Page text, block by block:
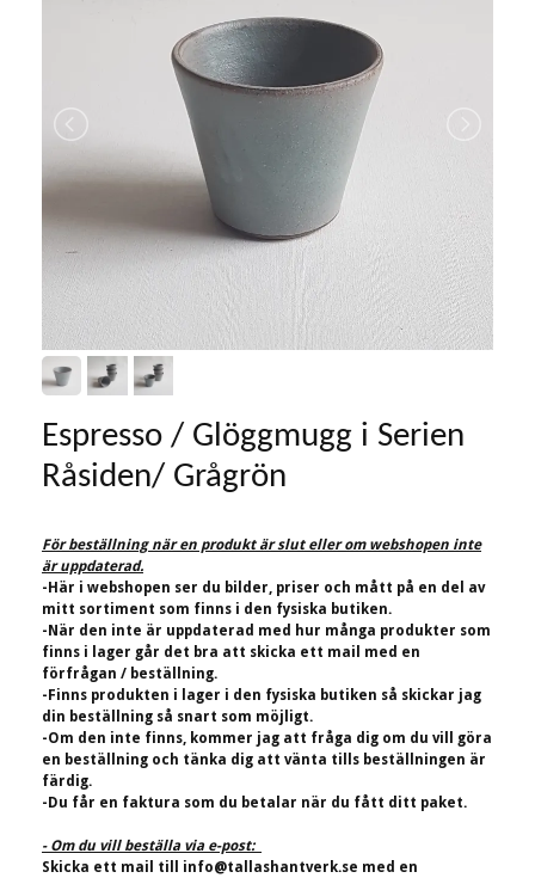
Espresso / Glöggmugg i Serien
Råsiden/ Grågrön
För beställning när en produkt är slut eller om webshopen inte
är uppdaterad.
-Här i webshopen ser du bilder, priser och mått på en del av
mitt sortiment som finns i den fysiska butiken.
-När den inte är uppdaterad med hur många produkter som
finns i lager går det bra att skicka ett mail med en
förfrågan / beställning.
-Finns produkten i lager i den fysiska butiken så skickar jag
din beställning så snart som möjligt.
-Om den inte finns, kommer jag att fråga dig om du vill göra
en beställning och tänka dig att vänta tills beställningen är
färdig.
-Du får en faktura som du betalar när du fått ditt paket.
- Om du vill beställa via e-post:
Skicka ett mail till info@tallashantverk.se med en